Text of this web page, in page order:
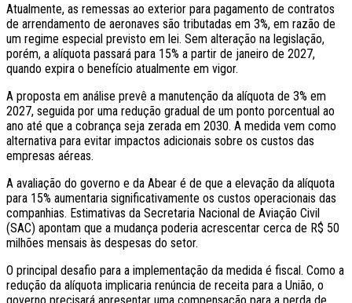
Atualmente, as remessas ao exterior para pagamento de contratos
de arrendamento de aeronaves são tributadas em 3%, em razão de
um regime especial previsto em lei. Sem alteração na legislação,
porém, a alíquota passará para 15% a partir de janeiro de 2027,
quando expira o benefício atualmente em vigor.
A proposta em análise prevê a manutenção da alíquota de 3% em
2027, seguida por uma redução gradual de um ponto porcentual ao
ano até que a cobrança seja zerada em 2030. A medida vem como
alternativa para evitar impactos adicionais sobre os custos das
empresas aéreas.
A avaliação do governo e da Abear é de que a elevação da alíquota
para 15% aumentaria significativamente os custos operacionais das
companhias. Estimativas da Secretaria Nacional de Aviação Civil
(SAC) apontam que a mudança poderia acrescentar cerca de R$ 50
milhões mensais às despesas do setor.
O principal desafio para a implementação da medida é fiscal. Como a
redução da alíquota implicaria renúncia de receita para a União, o
governo precisará apresentar uma compensação para a perda de